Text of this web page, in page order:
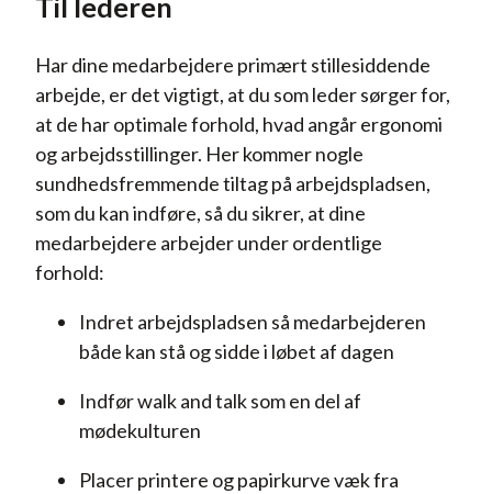
Har dine medarbejdere primært stillesiddende
arbejde, er det vigtigt, at du som leder sørger for,
at de har optimale forhold, hvad angår ergonomi
og arbejdsstillinger. Her kommer nogle
sundhedsfremmende tiltag på arbejdspladsen,
som du kan indføre, så du sikrer, at dine
medarbejdere arbejder under ordentlige
forhold:
Indret arbejdspladsen så medarbejderen
både kan stå og sidde i løbet af dagen
Indfør walk and talk som en del af
mødekulturen
Placer printere og papirkurve væk fra